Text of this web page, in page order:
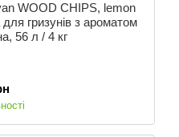
WOOD CHIPS, lemon
гризунів з ароматом
56 л / 4 кг